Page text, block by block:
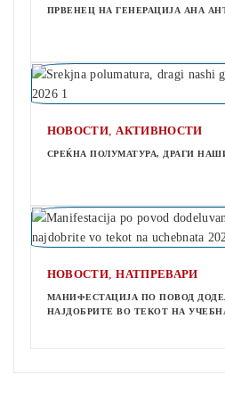
ПРВЕНЕЦ НА ГЕНЕРАЦИЈА АНА
НОВОСТИ,АКТИВНОСТИ
СРЕЌНА ПОЛУМАТУРА, ДРАГИ НАШИ
НОВОСТИ,НАТПРЕВАРИ
МАНИФЕСТАЦИЈА ПО ПОВОД
НАЈДОБРИТЕ ВО ТЕКОТ НА